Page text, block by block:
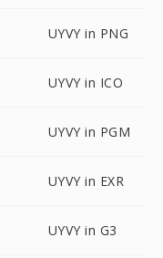
UYVY in PNG
UYVY in ICO
UYVY in PGM
UYVY in EXR
UYVY in G3